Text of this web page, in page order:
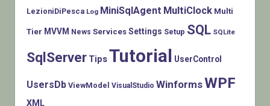
LezioniDiPesca Log MiniSqlAgent MultiClock Multi
Tier MVVM News Services Settings Setup SQL SQLite
SqlServer TipsTutorial UserControl
UsersDb ViewModel VisualStudio WinformsWPF
XML